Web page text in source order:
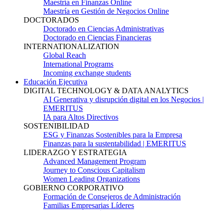
Maestría en Finanzas Online
Maestría en Gestión de Negocios Online
DOCTORADOS
Doctorado en Ciencias Administrativas
Doctorado en Ciencias Financieras
INTERNATIONALIZATION
Global Reach
International Programs
Incoming exchange students
Educación Ejecutiva
DIGITAL TECHNOLOGY & DATA ANALYTICS
AI Generativa y disrupción digital en los Negocios |
EMERITUS
IA para Altos Directivos
SOSTENIBILIDAD
ESG y Finanzas Sostenibles para la Empresa
Finanzas para la sustentabilidad | EMERITUS
LIDERAZGO Y ESTRATEGIA
Advanced Management Program
Journey to Conscious Capitalism
Women Leading Organizations
GOBIERNO CORPORATIVO
Formación de Consejeros de Administración
Familias Empresarias Líderes